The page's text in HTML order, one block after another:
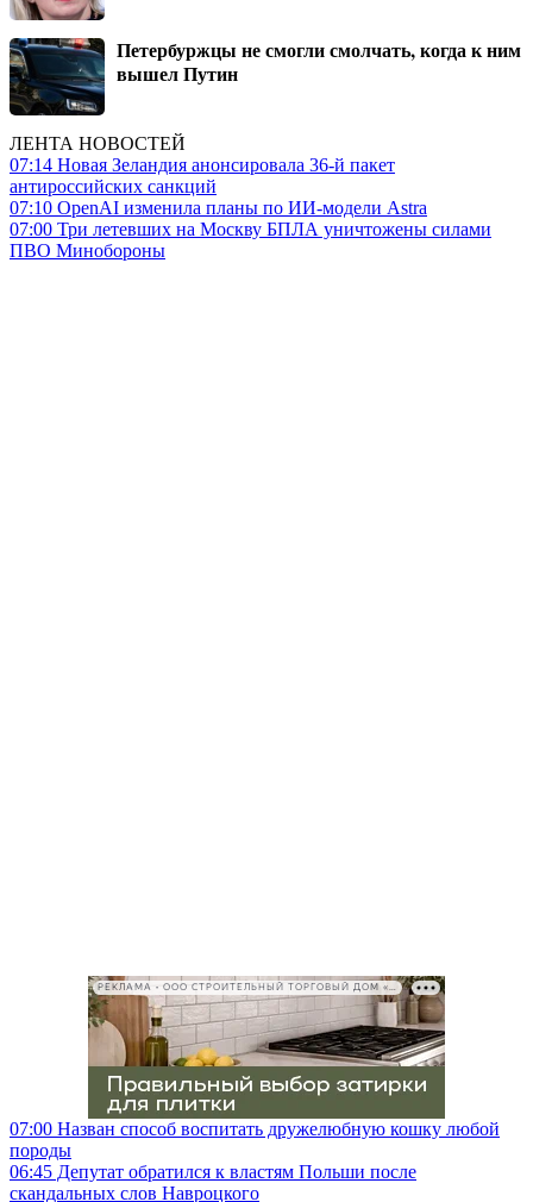
Петербуржцы не смогли смолчать, когда к ним
вышел Путин
ЛЕНТА НОВОСТЕЙ
07:14 Новая Зеландия анонсировала 36-й пакет
антироссийских санкций
07:10 OpenAI изменила планы по ИИ-модели Astra
07:00 Три летевших на Москву БПЛА уничтожены силами
ПВО Минобороны
РЕКЛАМА • ООО СТРОИТЕЛЬНЫЙ ТОРГОВЫЙ ДОМ «ПЕТРОВИЧ», ИНН 7802348846
07:00 Назван способ воспитать дружелюбную кошку любой
породы
06:45 Депутат обратился к властям Польши после
скандальных слов Навроцкого